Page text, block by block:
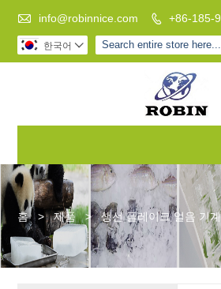
 info@robinnice.com  +86-185-
한국어 
홈 > 제품 > 생선 플레이크 얼음 기계